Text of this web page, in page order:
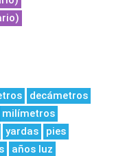
decámetros
milímetros
yardas
pies
años luz